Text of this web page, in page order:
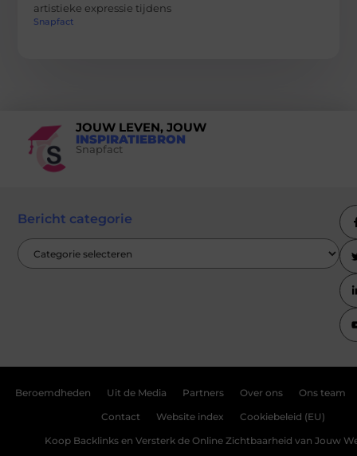
artistieke expressie tijdens
Snapfact
JOUW LEVEN, JOUW
INSPIRATIEBRON
Snapfact
Bericht categorie
Beroemdheden Uit de Media Partners Over ons Ons team
Contact Website index Cookiebeleid (EU)
Koop Backlinks en Versterk de Online Zichtbaarheid van Jouw